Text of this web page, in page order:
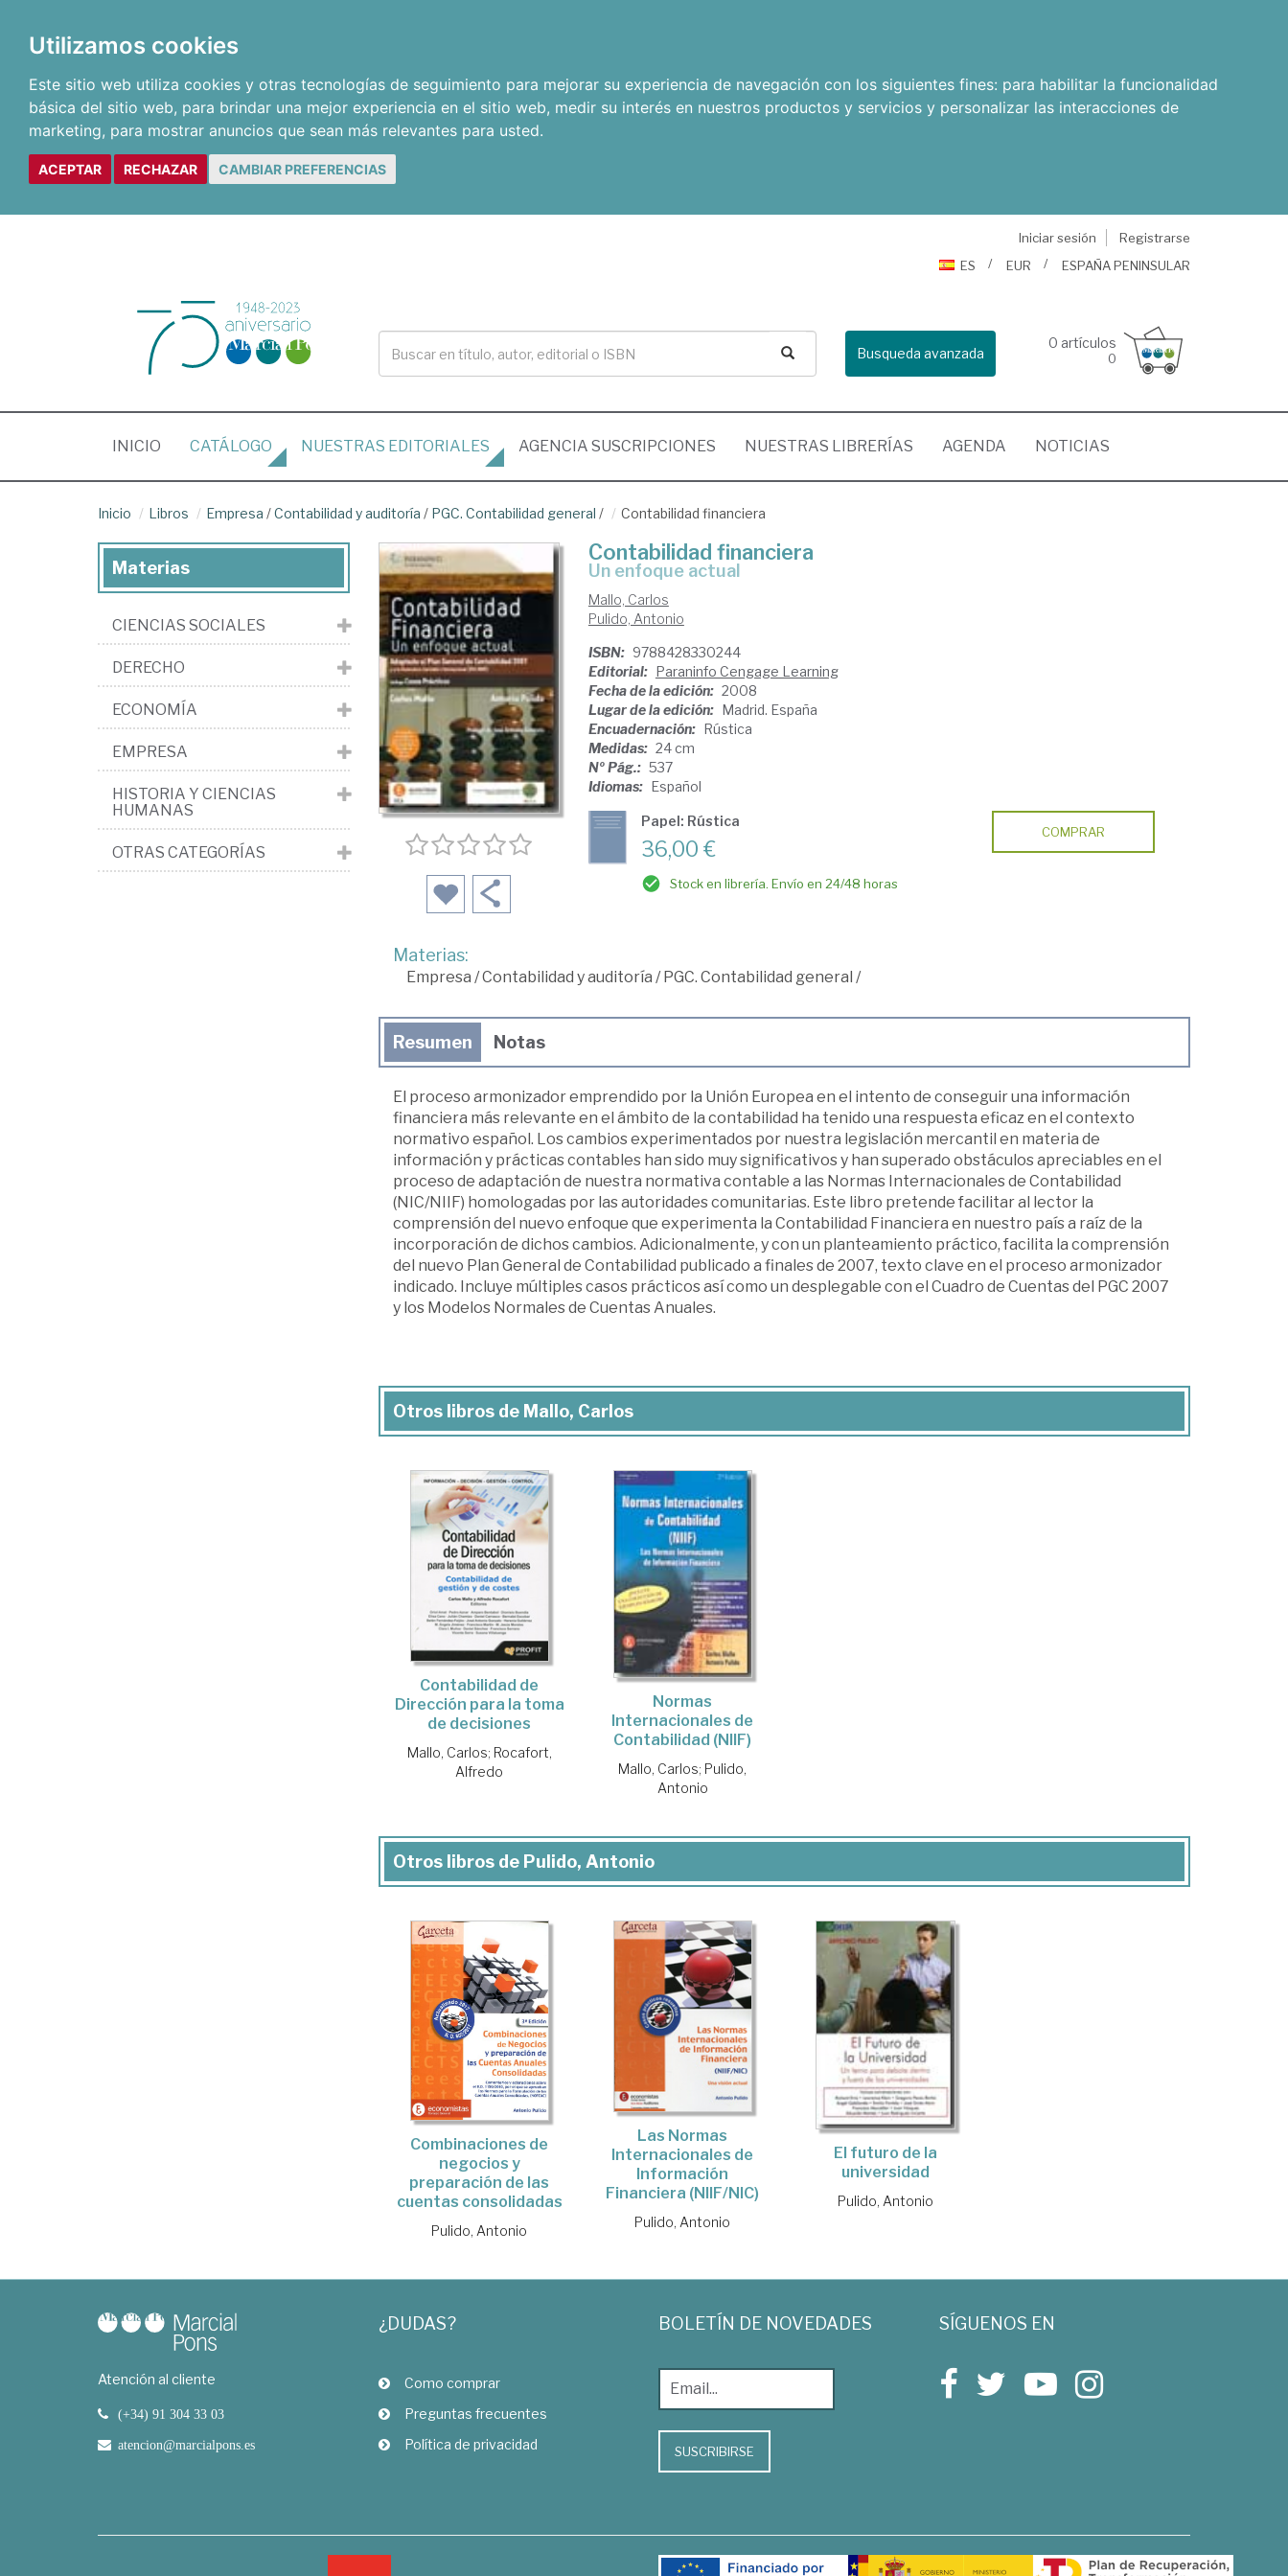
Utilizamos cookies
Este sitio web utiliza cookies y otras tecnologías de seguimiento para mejorar su experiencia de navegación con los siguientes fines: para habilitar la funcionalidad
básica del sitio web, para brindar una mejor experiencia en el sitio web, medir su interés en nuestros productos y servicios y personalizar las interacciones de
marketing, para mostrar anuncios que sean más relevantes para usted.
ACEPTAR RECHAZAR CAMBIAR PREFERENCIAS
Iniciar sesión
Registrarse
ES
EUR ESPAÑA PENINSULAR
Busqueda avanzada
0 artículos
0
INICIO (CURRENT)
CATÁLOGO NUESTRAS EDITORIALES AGENCIA SUSCRIPCIONES NUESTRAS LIBRERÍAS AGENDA NOTICIAS
Inicio Libros Empresa /Contabilidad y auditoría / PGC. Contabilidad general / Contabilidad financiera
Contabilidad financiera
un enfoque actual
Mallo, Carlos
Pulido, Antonio
ISBN: 9788428330244
Editorial: Paraninfo Cengage Learning
Fecha de la edición: 2008
Lugar de la edición: Madrid. España
Encuadernación: Rústica
Medidas: 24 cm
Nº Pág.: 537
Idiomas: Español
Papel: Rústica
36,00 €
Stock en librería. Envío en 24/48 horas
COMPRAR
Materias:
Empresa /Contabilidad y auditoría /PGC. Contabilidad general /
Resumen Notas
El proceso armonizador emprendido por la Unión Europea en el intento de conseguir una información
financiera más relevante en el ámbito de la contabilidad ha tenido una respuesta eficaz en el contexto
normativo español. Los cambios experimentados por nuestra legislación mercantil en materia de
información y prácticas contables han sido muy significativos y han superado obstáculos apreciables en el
proceso de adaptación de nuestra normativa contable a las Normas Internacionales de Contabilidad
(NIC/NIIF) homologadas por las autoridades comunitarias. Este libro pretende facilitar al lector la
comprensión del nuevo enfoque que experimenta la Contabilidad Financiera en nuestro país a raíz de la
incorporación de dichos cambios. Adicionalmente, y con un planteamiento práctico, facilita la comprensión
del nuevo Plan General de Contabilidad publicado a finales de 2007, texto clave en el proceso armonizador
indicado. Incluye múltiples casos prácticos así como un desplegable con el Cuadro de Cuentas del PGC 2007
y los Modelos Normales de Cuentas Anuales.
Otros libros de Mallo, Carlos
Contabilidad de
Dirección para la toma
de decisiones
Mallo, Carlos; Rocafort,
Alfredo
Normas
Internacionales de
Contabilidad (NIIF)
Mallo, Carlos; Pulido,
Antonio
Otros libros de Pulido, Antonio
Combinaciones de
negocios y
preparación de las
cuentas consolidadas
Pulido, Antonio
Las Normas
Internacionales de
Información
Financiera (NIIF/NIC)
Pulido, Antonio
El futuro de la
universidad
Pulido, Antonio
Materias
CIENCIAS SOCIALES
DERECHO
ECONOMÍA
EMPRESA
HISTORIA Y CIENCIAS
HUMANAS
OTRAS CATEGORÍAS
Atención al cliente
(+34) 91 304 33 03
atencion@marcialpons.es
¿DUDAS?
Como comprar
Preguntas frecuentes
Política de privacidad
BOLETÍN DE NOVEDADES
SUSCRIBIRSE
SÍGUENOS EN